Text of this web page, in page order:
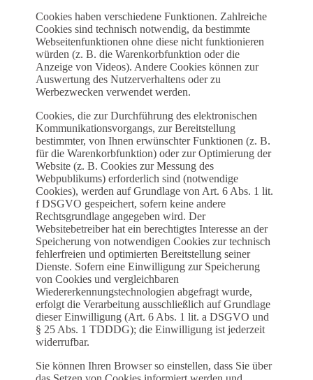
Cookies haben verschiedene Funktionen. Zahlreiche
Cookies sind technisch notwendig, da bestimmte
Webseitenfunktionen ohne diese nicht funktionieren
würden (z. B. die Warenkorbfunktion oder die
Anzeige von Videos). Andere Cookies können zur
Auswertung des Nutzerverhaltens oder zu
Werbezwecken verwendet werden.
Cookies, die zur Durchführung des elektronischen
Kommunikationsvorgangs, zur Bereitstellung
bestimmter, von Ihnen erwünschter Funktionen (z. B.
für die Warenkorbfunktion) oder zur Optimierung der
Website (z. B. Cookies zur Messung des
Webpublikums) erforderlich sind (notwendige
Cookies), werden auf Grundlage von Art. 6 Abs. 1 lit.
f DSGVO gespeichert, sofern keine andere
Rechtsgrundlage angegeben wird. Der
Websitebetreiber hat ein berechtigtes Interesse an der
Speicherung von notwendigen Cookies zur technisch
fehlerfreien und optimierten Bereitstellung seiner
Dienste. Sofern eine Einwilligung zur Speicherung
von Cookies und vergleichbaren
Wiedererkennungstechnologien abgefragt wurde,
erfolgt die Verarbeitung ausschließlich auf Grundlage
dieser Einwilligung (Art. 6 Abs. 1 lit. a DSGVO und
§ 25 Abs. 1 TDDDG); die Einwilligung ist jederzeit
widerrufbar.
Sie können Ihren Browser so einstellen, dass Sie über